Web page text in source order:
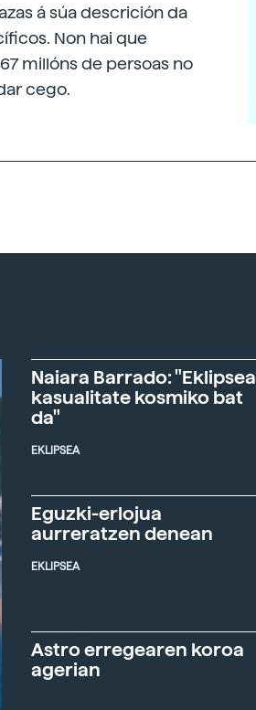
á súa descrición da
Non hai que
millóns de persoas no
cego.
Naiara Barrado: "Eklipsea
kasualitate kosmiko bat
da"
EKLIPSEA
Eguzki-erlojua
aurreratzen denean
EKLIPSEA
Astro erregearen koroa
agerian